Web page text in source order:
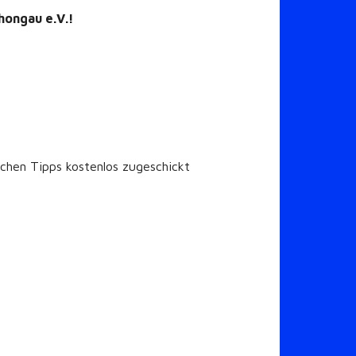
e.V.!
Tipps kostenlos zugeschickt